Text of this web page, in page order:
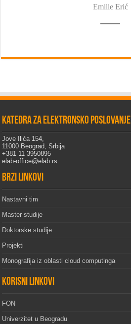
Emilie Erić
Katedra za elektronsko poslovanje
Jove Ilića 154,
11000 Beograd, Srbija
+381 11 3950895
elab-office@elab.rs
Brzi linkovi
Nastavni tim
Master studije
Doktorske studije
Projekti
Monografija iz oblasti cloud computinga
Korisni linkovi
FON
Univerzitet u Beogradu